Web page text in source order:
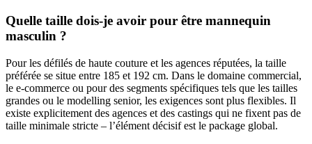
Quelle taille dois-je avoir pour être mannequin
masculin ?
Pour les défilés de haute couture et les agences réputées, la taille
préférée se situe entre 185 et 192 cm. Dans le domaine commercial,
le e-commerce ou pour des segments spécifiques tels que les tailles
grandes ou le modelling senior, les exigences sont plus flexibles. Il
existe explicitement des agences et des castings qui ne fixent pas de
taille minimale stricte – l’élément décisif est le package global.